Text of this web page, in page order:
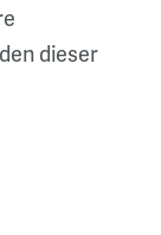
dieser